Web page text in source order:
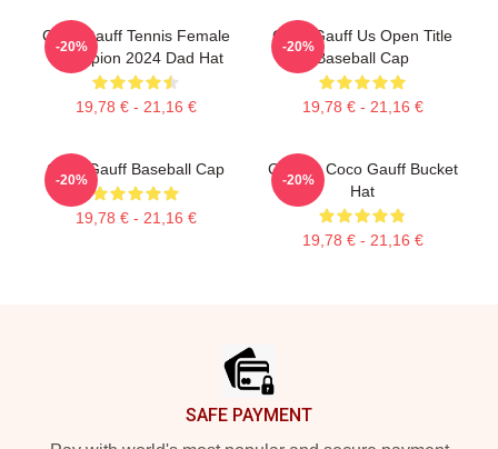
Coco Gauff Tennis Female
Champion 2024 Dad Hat
19,78 € - 21,16 €
-20%
Coco Gauff Us Open Title
Baseball Cap
19,78 € - 21,16 €
-20%
Coco Gauff Baseball Cap
19,78 € - 21,16 €
-20%
Call Me Coco Gauff Bucket
Hat
19,78 € - 21,16 €
-20%
SAFE PAYMENT